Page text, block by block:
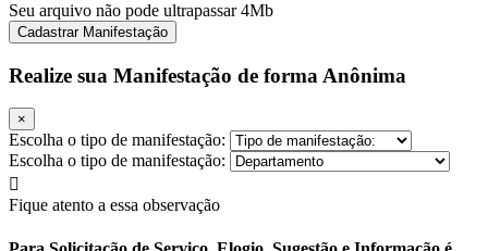
Seu arquivo não pode ultrapassar 4Mb
Cadastrar Manifestação
Realize sua Manifestação de forma Anônima
×
Escolha o tipo de manifestação:
Escolha o tipo de manifestação:
Fique atento a essa observação